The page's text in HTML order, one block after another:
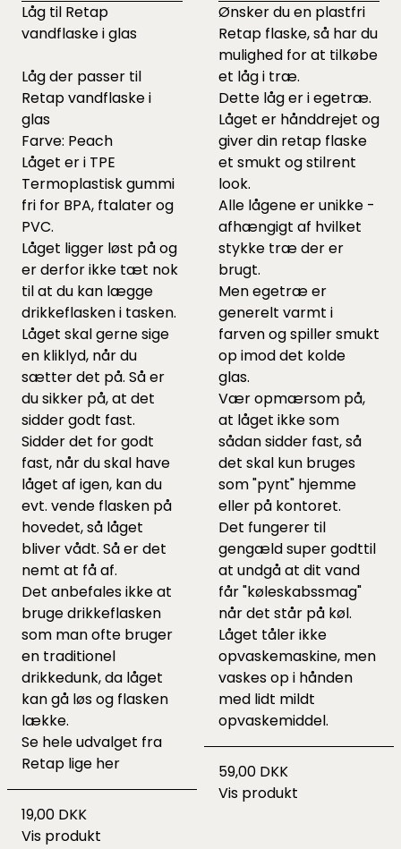
Låg til Retap
vandflaske i glas
Låg der passer til
Retap vandflaske i
glas
Farve: Peach
Låget er i TPE
Termoplastisk gummi
fri for BPA, ftalater og
PVC.
Låget ligger løst på og
er derfor ikke tæt nok
til at du kan lægge
drikkeflasken i tasken.
Låget skal gerne sige
en kliklyd, når du
sætter det på. Så er
du sikker på, at det
sidder godt fast.
Sidder det for godt
fast, når du skal have
låget af igen, kan du
evt. vende flasken på
hovedet, så låget
bliver vådt. Så er det
nemt at få af.
Det anbefales ikke at
bruge drikkeflasken
som man ofte bruger
en traditionel
drikkedunk, da låget
kan gå løs og flasken
lække.
Se hele udvalget fra
Retap lige her
19,00 DKK
Vis produkt
Ønsker du en plastfri
Retap flaske, så har du
mulighed for at tilkøbe
et låg i træ.
Dette låg er i egetræ.
Låget er hånddrejet og
giver din retap flaske
et smukt og stilrent
look.
Alle lågene er unikke -
afhængigt af hvilket
stykke træ der er
brugt.
Men egetræ er
generelt varmt i
farven og spiller smukt
op imod det kolde
glas.
Vær opmærsom på,
at låget ikke som
sådan sidder fast, så
det skal kun bruges
som "pynt" hjemme
eller på kontoret.
Det fungerer til
gengæld super godttil
at undgå at dit vand
får "køleskabssmag"
når det står på køl.
Låget tåler ikke
opvaskemaskine, men
vaskes op i hånden
med lidt mildt
opvaskemiddel.
59,00 DKK
Vis produkt